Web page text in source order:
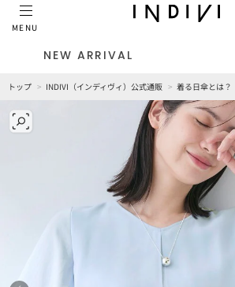
MENU
NEW ARRIVAL
トップ INDIVI（インディヴィ）公式通販 着る日傘とは？